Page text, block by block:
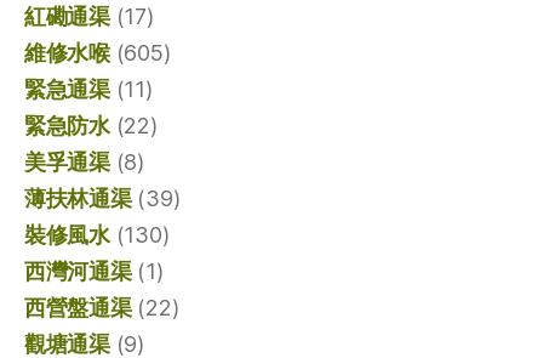
紅磡通渠(17)
維修水喉(605)
緊急通渠(11)
緊急防水(22)
美孚通渠(8)
薄扶林通渠(39)
裝修風水(130)
西灣河通渠(1)
西營盤通渠(22)
觀塘通渠(9)